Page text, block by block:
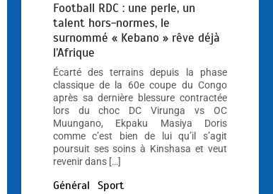
Football RDC : une perle, un
talent hors-normes, le
surnommé « Kebano » rêve déjà
l’Afrique
Écarté des terrains depuis la phase
classique de la 60e coupe du Congo
après sa dernière blessure contractée
lors du choc DC Virunga vs OC
Muungano, Ekpaku Masiya Doris
comme c’est bien de lui qu’il s’agit
poursuit ses soins à Kinshasa et veut
revenir dans […]
Général Sport